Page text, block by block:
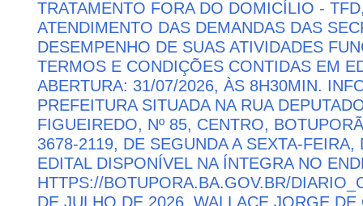
TRATAMENTO FORA DO DOMICÍLIO -
ATENDIMENTO DAS DEMANDAS DAS
DESEMPENHO DE SUAS ATIVIDADES
TERMOS E CONDIÇÕES CONTIDAS EM
ABERTURA: 31/07/2026, ÀS 8H30MIN.
PREFEITURA SITUADA NA RUA
FIGUEIREDO, Nº 85, CENTRO,
3678-2119, DE SEGUNDA A SEXTA-
EDITAL DISPONÍVEL NA ÍNTEGRA NO
HTTPS://BOTUPORA.BA.GOV.BR/
DE JULHO DE 2026. WALLACE JORGE